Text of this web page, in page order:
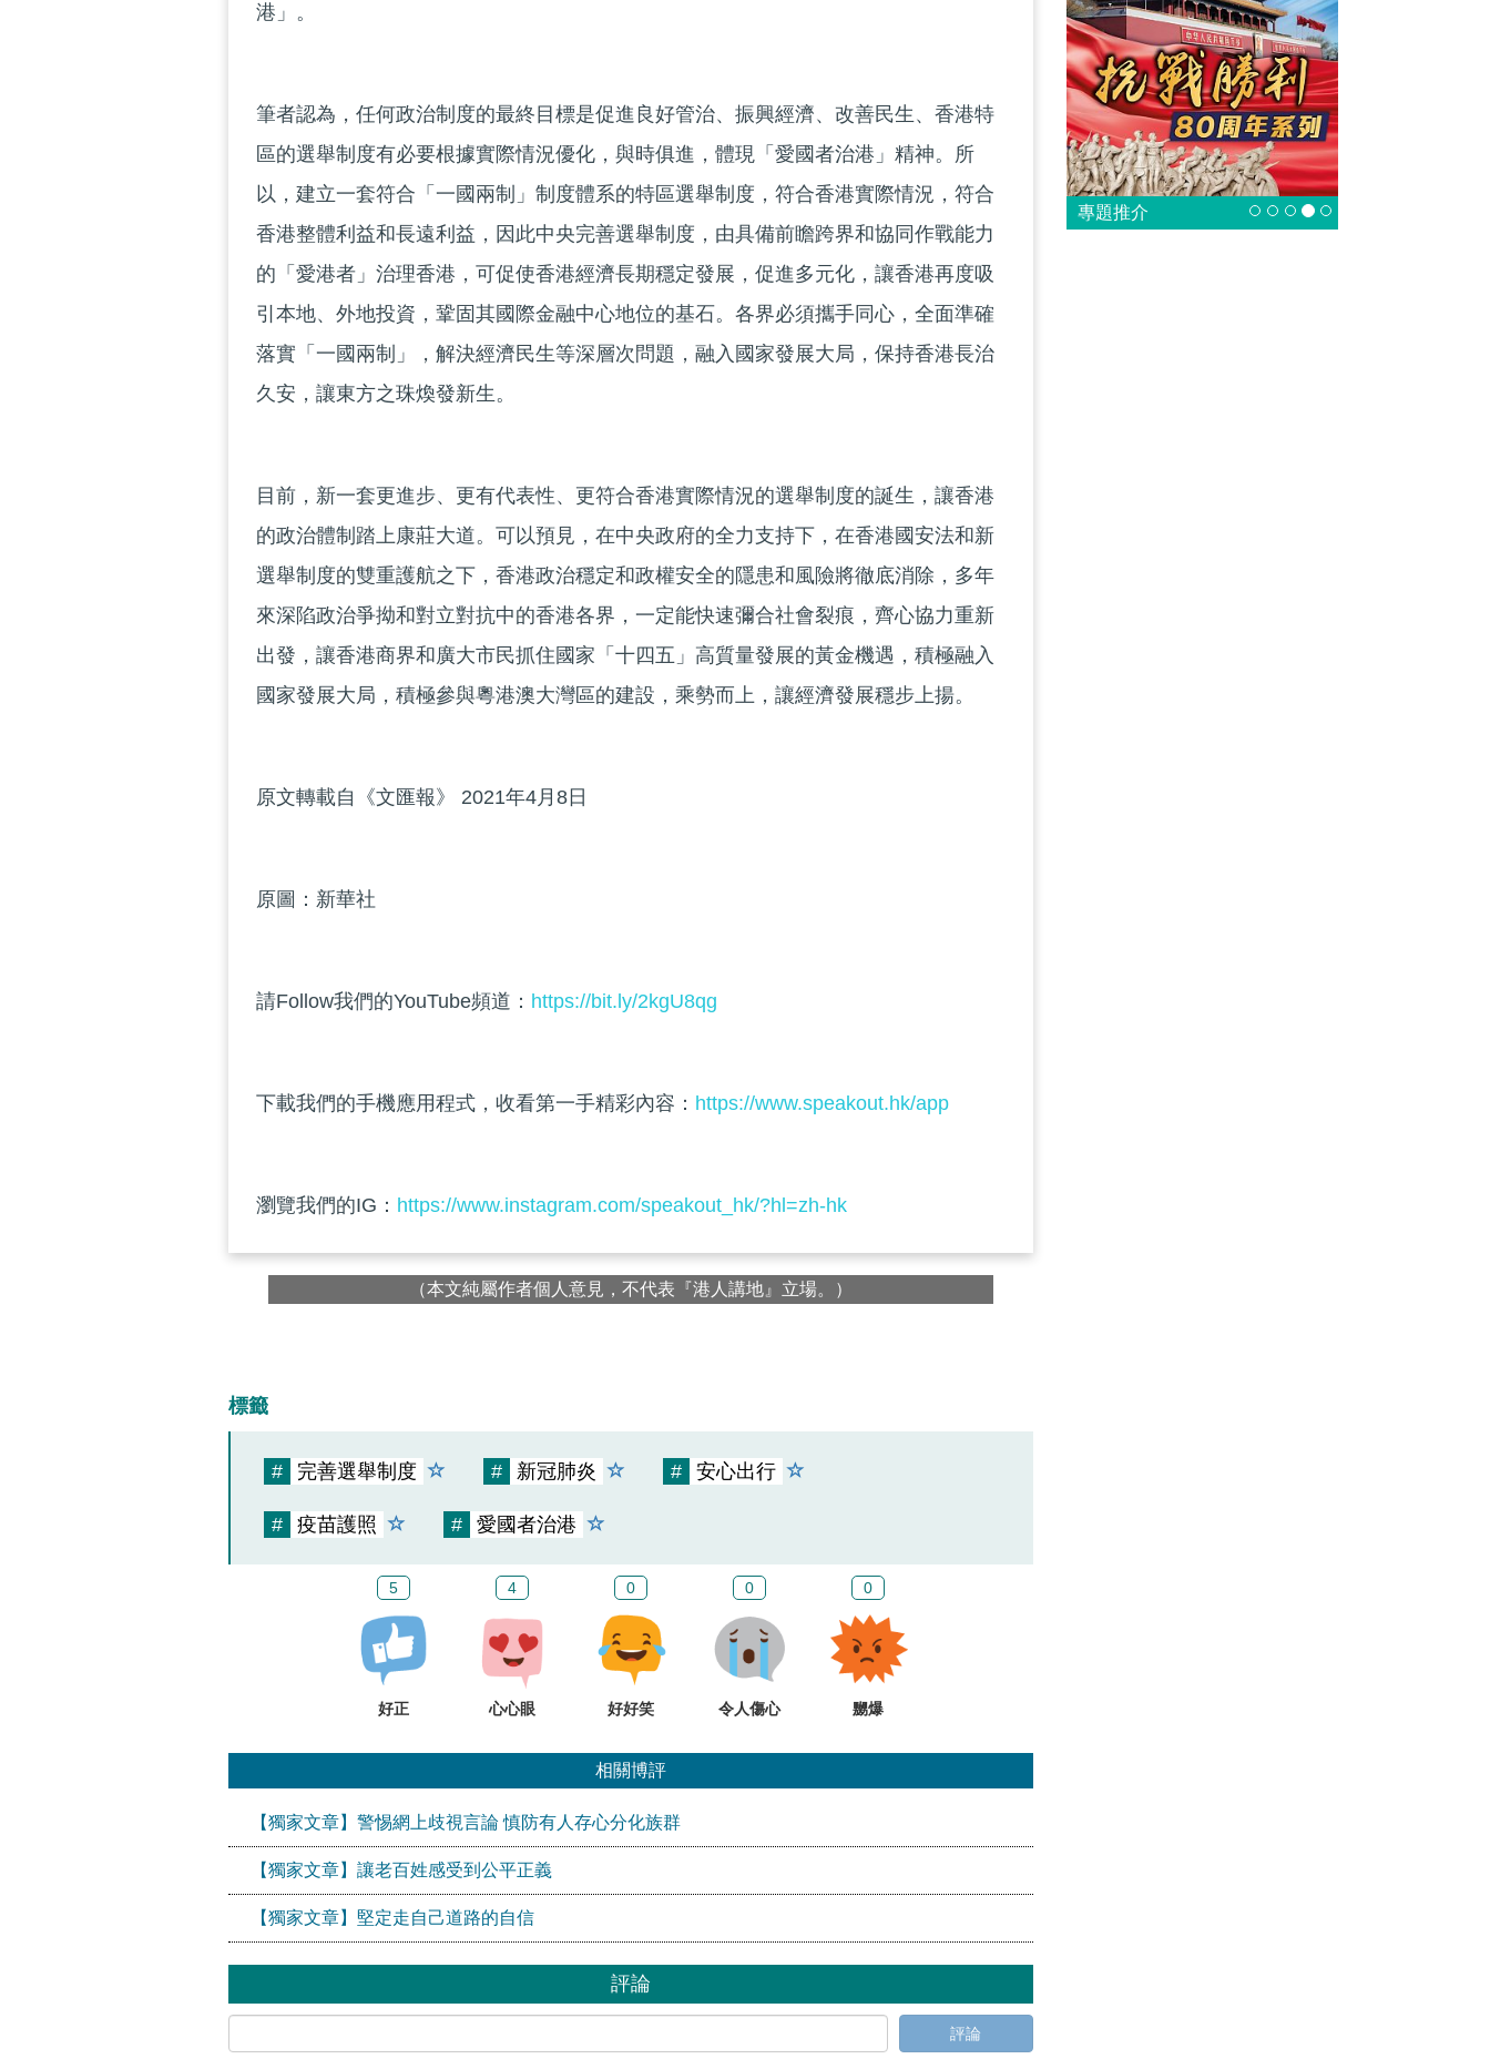
港」。
筆者認為，任何政治制度的最終目標是促進良好管治、振興經濟、改善民生、香港特
區的選舉制度有必要根據實際情況優化，與時俱進，體現「愛國者治港」精神。所
以，建立一套符合「一國兩制」制度體系的特區選舉制度，符合香港實際情況，符合
香港整體利益和長遠利益，因此中央完善選舉制度，由具備前瞻跨界和協同作戰能力
的「愛港者」治理香港，可促使香港經濟長期穩定發展，促進多元化，讓香港再度吸
引本地、外地投資，鞏固其國際金融中心地位的基石。各界必須攜手同心，全面準確
落實「一國兩制」，解決經濟民生等深層次問題，融入國家發展大局，保持香港長治
久安，讓東方之珠煥發新生。
目前，新一套更進步、更有代表性、更符合香港實際情況的選舉制度的誕生，讓香港
的政治體制踏上康莊大道。可以預見，在中央政府的全力支持下，在香港國安法和新
選舉制度的雙重護航之下，香港政治穩定和政權安全的隱患和風險將徹底消除，多年
來深陷政治爭拗和對立對抗中的香港各界，一定能快速彌合社會裂痕，齊心協力重新
出發，讓香港商界和廣大市民抓住國家「十四五」高質量發展的黃金機遇，積極融入
國家發展大局，積極參與粵港澳大灣區的建設，乘勢而上，讓經濟發展穩步上揚。
原文轉載自《文匯報》 2021年4月8日
原圖：新華社
請Follow我們的YouTube頻道： https://bit.ly/2kgU8qg
下載我們的手機應用程式，收看第一手精彩內容： https://www.speakout.hk/app
瀏覽我們的IG： https://www.instagram.com/speakout_hk/?hl=zh-hk
（本文純屬作者個人意見，不代表『港人講地』立場。）
標籤
# 完善選舉制度 # 新冠肺炎 # 安心出行
# 疫苗護照 # 愛國者治港
5
好正
4
心心眼
0
好好笑
0
令人傷心
0
嬲爆
相關博評
【獨家文章】警惕網上歧視言論 慎防有人存心分化族群
【獨家文章】讓老百姓感受到公平正義
【獨家文章】堅定走自己道路的自信
評論
評論
專題推介